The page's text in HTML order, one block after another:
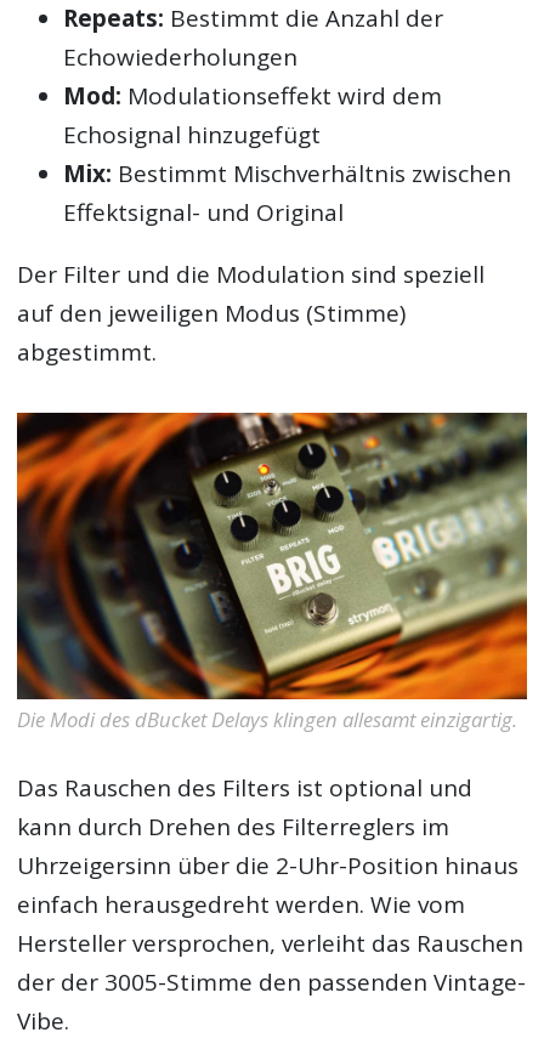
Repeats: Bestimmt die Anzahl der
Echowiederholungen
Mod: Modulationseffekt wird dem
Echosignal hinzugefügt
Mix: Bestimmt Mischverhältnis zwischen
Effektsignal- und Original
Der Filter und die Modulation sind speziell
auf den jeweiligen Modus (Stimme)
abgestimmt.
Die Modi des dBucket Delays klingen allesamt einzigartig.
Das Rauschen des Filters ist optional und
kann durch Drehen des Filterreglers im
Uhrzeigersinn über die 2-Uhr-Position hinaus
einfach herausgedreht werden. Wie vom
Hersteller versprochen, verleiht das Rauschen
der der 3005-Stimme den passenden Vintage-
Vibe.